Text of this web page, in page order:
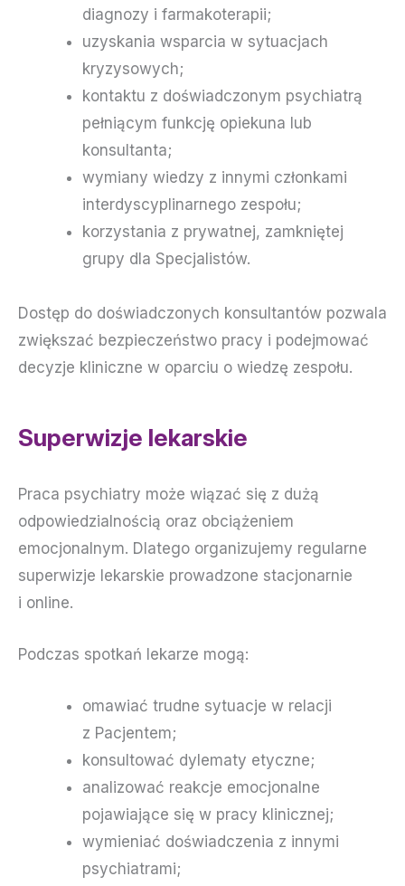
diagnozy i farmakoterapii;
uzyskania wsparcia w sytuacjach
kryzysowych;
kontaktu z doświadczonym psychiatrą
pełniącym funkcję opiekuna lub
konsultanta;
wymiany wiedzy z innymi członkami
interdyscyplinarnego zespołu;
korzystania z prywatnej, zamkniętej
grupy dla Specjalistów.
Dostęp do doświadczonych konsultantów pozwala
zwiększać bezpieczeństwo pracy i podejmować
decyzje kliniczne w oparciu o wiedzę zespołu.
Superwizje lekarskie
Praca psychiatry może wiązać się z dużą
odpowiedzialnością oraz obciążeniem
emocjonalnym. Dlatego organizujemy regularne
superwizje lekarskie prowadzone stacjonarnie
i online.
Podczas spotkań lekarze mogą:
omawiać trudne sytuacje w relacji
z Pacjentem;
konsultować dylematy etyczne;
analizować reakcje emocjonalne
pojawiające się w pracy klinicznej;
wymieniać doświadczenia z innymi
psychiatrami;